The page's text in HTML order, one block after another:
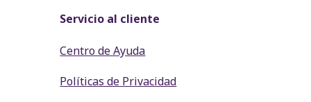
Servicio al cliente
Centro de Ayuda
Políticas de Privacidad